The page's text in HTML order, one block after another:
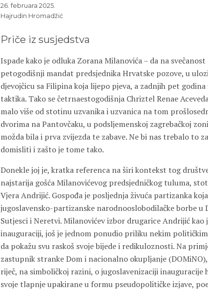
26. februara 2025.
Hajrudin Hromadžić
Priče iz susjedstva
Ispade kako je odluka Zorana Milanovića – da na
petogodišnji mandat predsjednika Hrvatske pozove, u
djevojčicu sa Filipina koja lijepo pjeva, a zadnjih pet
taktika. Tako se četrnaestogodišnja Chriztel Renae
malo više od stotinu uzvanika i uzvanica na tom
dvorima na Pantovčaku, u podsljemenskoj zagrebačkoj
možda bila i prva zvijezda te zabave. Ne bi nas trebalo to
domisliti i zašto je tome tako.
Donekle joj je, kratka referenca na širi kontekst tog
najstarija gošća Milanovićevog predsjedničkog tuluma,
Vjera Andrijić. Gospođa je posljednja živuća partizanka
jugoslavensko-partizanske narodnooslobodilačke borbe
Sutjesci i Neretvi. Milanovićev izbor drugarice Andrijić kao
inauguraciji, još je jednom ponudio priliku nekim
da pokažu svu raskoš svoje bijede i redikuloznosti. Na
zastupnik stranke Dom i nacionalno okupljanje
riječ, na simboličkoj razini, o jugoslavenizaciji inauguracije
svoje tlapnje upakirane u formu pseudopolitičke izjave,